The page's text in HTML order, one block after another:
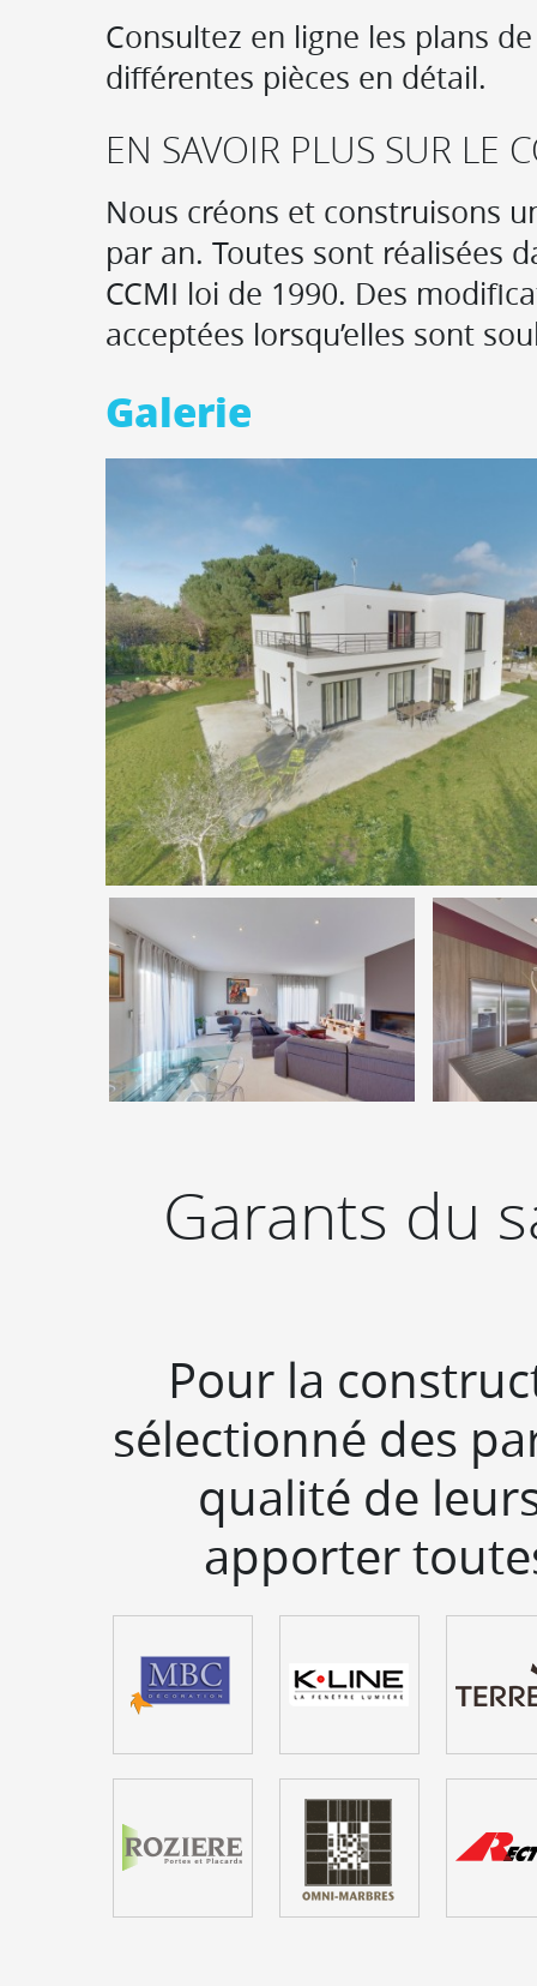
Consultez en ligne les plans
différentes pièces en détail.
EN SAVOIR PLUS SUR LE
Nous créons et construisons
par an. Toutes sont réalisées
CCMI loi de 1990. Des
acceptées lorsqu’elles sont
Galerie
Garants du
Pour la
sélectionné des
qualité de
apporter